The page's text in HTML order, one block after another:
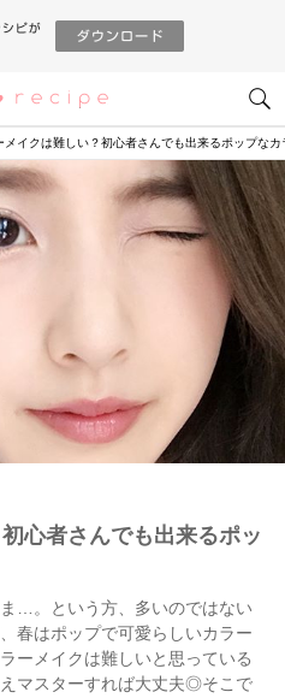
恋愛レシピ
メイクは難しい？初心者さんでも出来るポップな
心者さんでも出来るポッ
…。という方、多いのではない
春はポップで可愛らしいカラー
ーメイクは難しいと思っている
マスターすれば大丈夫◎そこで